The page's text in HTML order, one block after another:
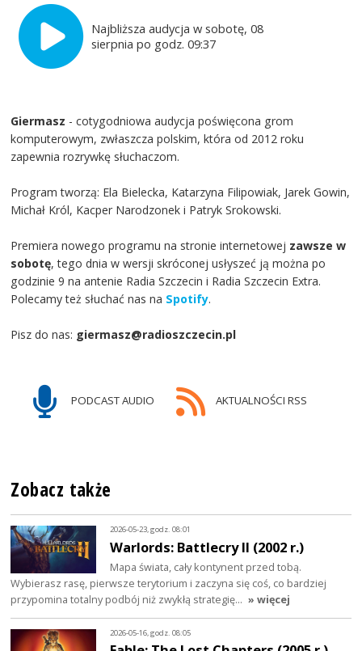
Najbliższa audycja w sobotę, 08
sierpnia po godz. 09:37
Giermasz - cotygodniowa audycja poświęcona grom
komputerowym, zwłaszcza polskim, która od 2012 roku
zapewnia rozrywkę słuchaczom.
Program tworzą: Ela Bielecka, Katarzyna Filipowiak, Jarek Gowin,
Michał Król, Kacper Narodzonek i Patryk Srokowski.
Premiera nowego programu na stronie internetowej zawsze w
sobotę, tego dnia w wersji skróconej usłyszeć ją można po
godzinie 9 na antenie Radia Szczecin i Radia Szczecin Extra.
Polecamy też słuchać nas na Spotify.
Pisz do nas: giermasz@radioszczecin.pl
PODCAST AUDIO AKTUALNOŚCI RSS
Zobacz także
2026-05-23, godz. 08:01
Warlords: Battlecry II (2002 r.)
Mapa świata, cały kontynent przed tobą.
Wybierasz rasę, pierwsze terytorium i zaczyna się coś, co bardziej
przypomina totalny podbój niż zwykłą strategię… » więcej
2026-05-16, godz. 08:05